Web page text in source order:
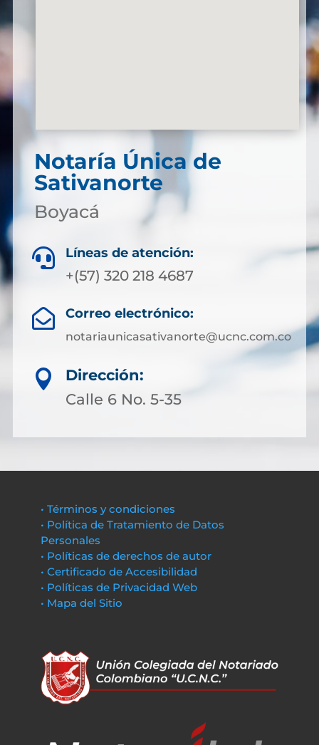
Notaría Única de
Sativanorte
Boyacá
 Líneas de atención:
+(57) 320 218 4687
 Correo electrónico:
notariaunicasativanorte@ucnc.com.co

Dirección:
Calle 6 No. 5-35
• Términos y condiciones
• Política de Tratamiento de Datos
Personales
• Políticas de derechos de autor
• Certificado de Accesibilidad
• Políticas de Privacidad Web
• Mapa del Sitio